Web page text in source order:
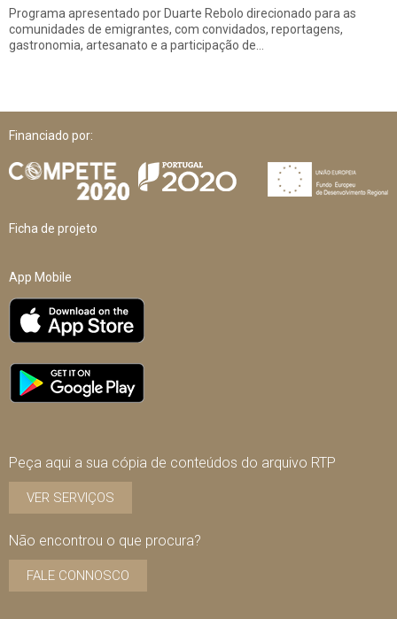
Programa apresentado por Duarte Rebolo direcionado para as
comunidades de emigrantes, com convidados, reportagens,
gastronomia, artesanato e a participação de…
Financiado por:
Ficha de projeto
App Mobile
Peça aqui a sua cópia de conteúdos do arquivo RTP
VER SERVIÇOS
Não encontrou o que procura?
FALE CONNOSCO